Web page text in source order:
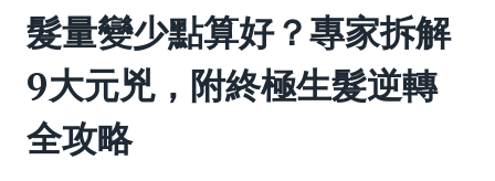
髮量變少點算好？專家拆解
9大元兇，附終極生髮逆轉
全攻略